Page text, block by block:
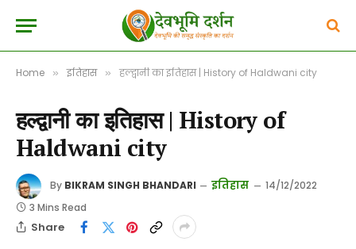
Home » इतिहास » हल्द्वानी का इतिहास | History of Haldwani city
हल्द्वानी का इतिहास | History of
Haldwani city
By BIKRAM SINGH BHANDARI इतिहास
14/12/2022
3 Mins Read
Share